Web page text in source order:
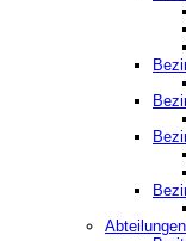
Abteilungen